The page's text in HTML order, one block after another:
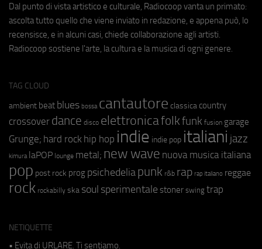
Dal punto di vista artistico e culturale, Radiocoop vanta un primato:
ascolta tutto quello che viene inviato in redazione, e appena può, lo
recensisce, e in alcuni casi, chiede collaborazione agli artisti.
Radiocoop sostiene l'arte, la cultura e la musica di ogni genere.
TAG CLOUD
ambient beat blues bossa cantautore classica country
crossover dance disco elettronicafolkfunk fusion garage
Grunge; hard rock hip hop indie indie pop italiani jazz
kimura laPOP lounge metal; new wave nuova musica italiana
pop post rock prog psichedeliapunk r&b rap rap italiano reggae
rock rockabilly ska soul sperimentale stoner swing trap
NETIQUETTE
• Evita di URLARE. Ti sentiamo.